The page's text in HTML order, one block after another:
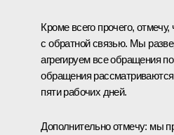
Кроме всего прочего,
с обратной связью. Мы
агрегируем все обращения
обращения
пяти рабочих дней.
Дополнительно отмечу: мы